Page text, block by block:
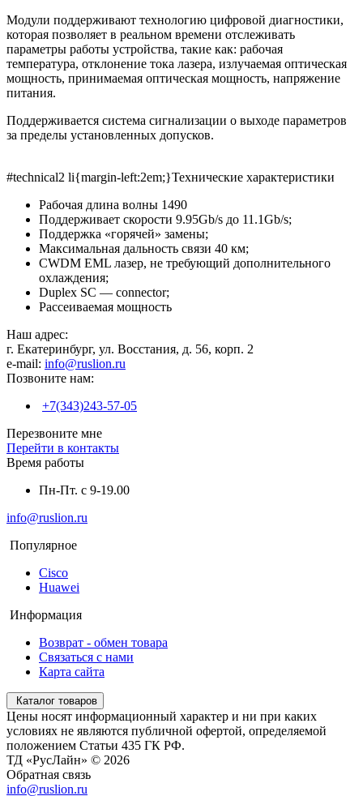
Модули поддерживают технологию цифровой диагностики,
которая позволяет в реальном времени отслеживать
параметры работы устройства, такие как: рабочая
температура, отклонение тока лазера, излучаемая оптическая
мощность, принимаемая оптическая мощность, напряжение
питания.
Поддерживается система сигнализации о выходе параметров
за пределы установленных допусков.
#technical2 li{margin-left:2em;}Технические характеристики
Рабочая длина волны 1490
Поддерживает скорости 9.95Gb/s до 11.1Gb/s;
Поддержка «горячей» замены;
Максимальная дальность связи 40 км;
СWDM EML лазер, не требующий дополнительного
охлаждения;
Duplex SC — connector;
Рассеиваемая мощность
Наш адрес:
г. Екатеринбург, ул. Восстания, д. 56, корп. 2
e-mail: info@ruslion.ru
Позвоните нам:
+7(343)243-57-05
Перезвоните мне
Перейти в контакты
Время работы
Пн-Пт. с 9-19.00
info@ruslion.ru
Популярное
Cisco
Huawei
Информация
Возврат - обмен товара
Связаться с нами
Карта сайта
Каталог товаров
Цены носят информационный характер и ни при каких
условиях не являются публичной офертой, определяемой
положением Статьи 435 ГК РФ.
ТД «РусЛайн» © 2026
Обратная связь
info@ruslion.ru